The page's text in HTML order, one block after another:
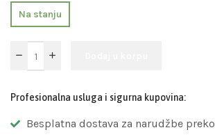
Na stanju
Profesionalna usluga i sigurna kupovina:
Besplatna dostava za narudžbe